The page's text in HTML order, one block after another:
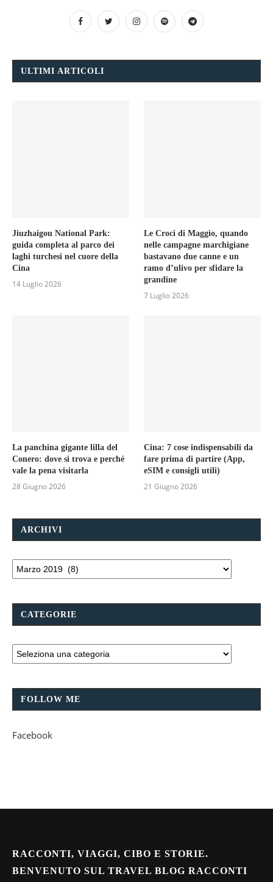
ULTIMI ARTICOLI
Jiuzhaigou National Park:
guida completa al parco dei
laghi turchesi nel cuore della
Cina
14 Luglio 2026
Le Croci di Maggio, quando
nelle campagne marchigiane
bastavano due canne e un
ramo d’ulivo per sfidare la
grandine
7 Luglio 2026
La panchina gigante lilla del
Conero: dove si trova e perché
vale la pena visitarla
28 Giugno 2026
Cina: 7 cose indispensabili da
fare prima di partire (App,
eSIM e consigli utili)
21 Giugno 2026
ARCHIVI
CATEGORIE
FOLLOW ME
Facebook
RACCONTI, VIAGGI, CIBO E STORIE.
BENVENUTO SUL TRAVEL BLOG RACCONTI